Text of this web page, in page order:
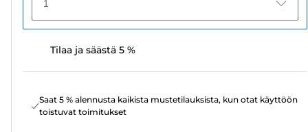
1
Tilaa ja säästä 5 %
Saat 5 % alennusta kaikista mustetilauksista, kun otat käyttöön
toistuvat toimitukset